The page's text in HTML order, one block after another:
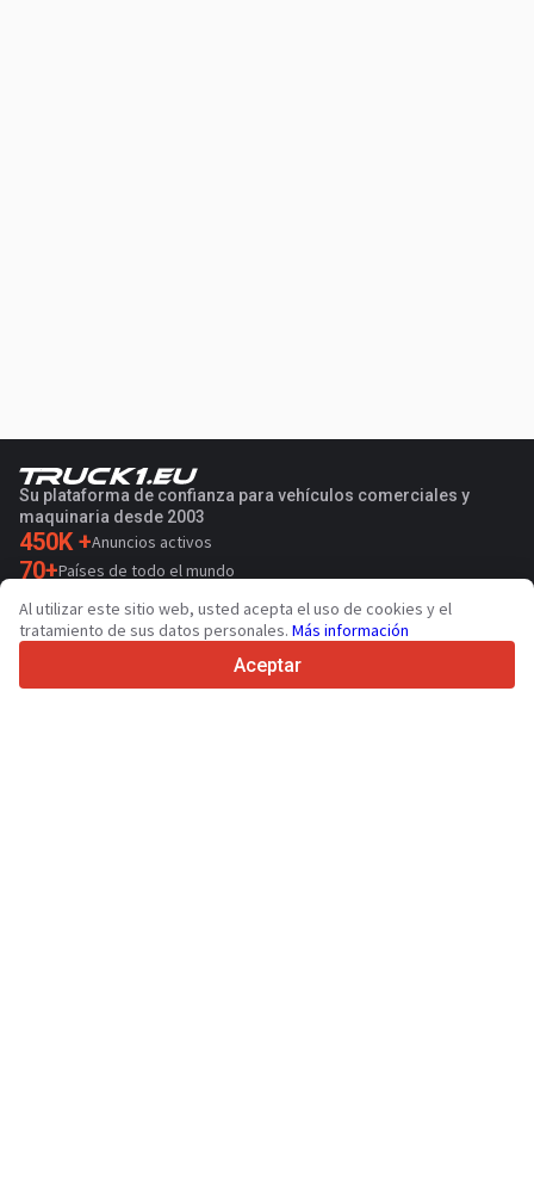
Su plataforma de confianza para vehículos comerciales y
maquinaria desde 2003
450K +Anuncios activos
70+Países de todo el mundo
36Idiomas admitidos
4.7/5
Al utilizar este sitio web, usted acepta el uso de cookies y el
tratamiento de sus datos personales. Más información
Aceptar